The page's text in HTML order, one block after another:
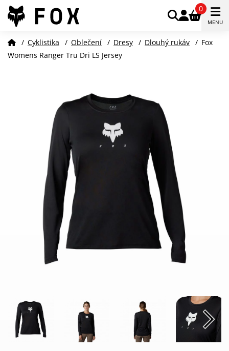
0
MENU
/ Cyklistika / Oblečení / Dresy / Dlouhý rukáv / Fox
Womens Ranger Tru Dri LS Jersey